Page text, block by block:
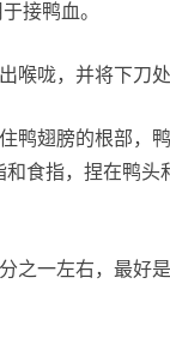
接鸭血。
咙，并将下刀处
翅膀的根部，
食指，捏在鸭头
一左右，最好